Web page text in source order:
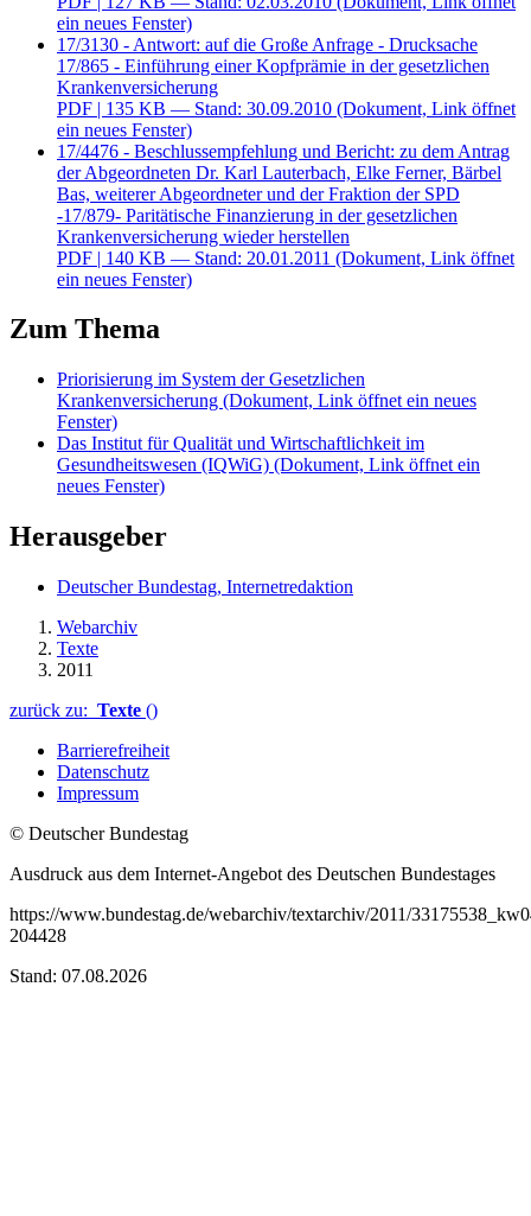
ein neues Fenster)
17/3130 - Antwort: auf die Große Anfrage - Drucksache
17/865 - Einführung einer Kopfprämie in der gesetzlichen
Krankenversicherung
PDF | 135 KB — Stand: 30.09.2010 (Dokument, Link öffnet
ein neues Fenster)
17/4476 - Beschlussempfehlung und Bericht: zu dem Antrag
der Abgeordneten Dr. Karl Lauterbach, Elke Ferner, Bärbel
Bas, weiterer Abgeordneter und der Fraktion der SPD
-17/879- Paritätische Finanzierung in der gesetzlichen
Krankenversicherung wieder herstellen
PDF | 140 KB — Stand: 20.01.2011 (Dokument, Link öffnet
ein neues Fenster)
Zum Thema
Priorisierung im System der Gesetzlichen
Krankenversicherung (Dokument, Link öffnet ein neues
Fenster)
Das Institut für Qualität und Wirtschaftlichkeit im
Gesundheitswesen (IQWiG) (Dokument, Link öffnet ein
neues Fenster)
Herausgeber
Deutscher Bundestag, Internetredaktion
Webarchiv
Texte
2011
zurück zu: Texte ()
Barrierefreiheit
Datenschutz
Impressum
© Deutscher Bundestag
Ausdruck aus dem Internet-Angebot des Deutschen Bundestages
https://www.bundestag.de/webarchiv/textarchiv/2011/
204428
Stand: 07.08.2026